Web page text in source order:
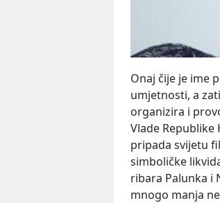
Onaj čije je ime
umjetnosti, a
organizira i
Vlade
pripada svijetu
simboličke
ribara Palunka i
mnogo manja